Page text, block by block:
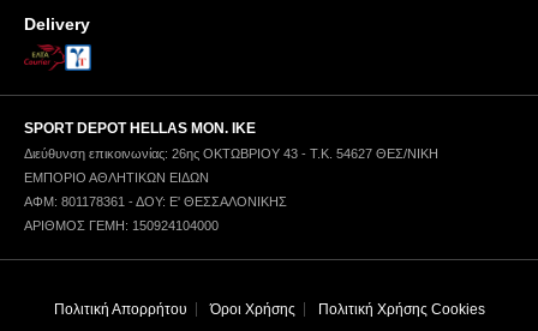
Delivery
SPORT DEPOT HELLAS ΜΟΝ. ΙΚΕ
Διεύθυνση επικοινωνίας: 26ης ΟΚΤΩΒΡΙΟΥ 43 - Τ.Κ. 54627 ΘΕΣ/ΝΙΚΗ
ΕΜΠΟΡΙΟ ΑΘΛΗΤΙΚΩΝ ΕΙΔΩΝ
ΑΦΜ: 801178361 - ΔΟΥ: Ε' ΘΕΣΣΑΛΟΝΙΚΗΣ
ΑΡΙΘΜΟΣ ΓΕΜΗ: 150924104000
Πολιτική Απορρήτου Όροι Χρήσης Πολιτική Χρήσης Cookies